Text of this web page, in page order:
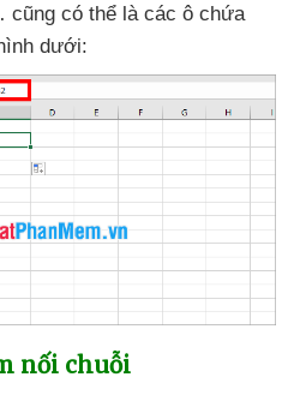
cũng có thể là các ô chứa
dưới:
nối chuỗi